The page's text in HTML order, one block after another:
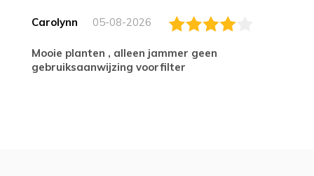
Carolynn 05-08-2026
Mooie planten , alleen jammer geen
gebruiksaanwijzing voorfilter